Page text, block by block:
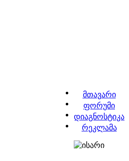
მთავარი
ფორუმი
დიაგნოსტიკა
რეკლამა